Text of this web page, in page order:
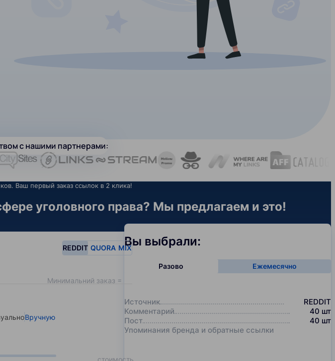
с нашими партнерами:
Ваш первый заказ ссылок в 2 клика!
уголовного права? Мы предлагаем и это!
REDDIT QUORA MIX
Минимальний заказ = 20
your type of input
Вручную
Вы выбрали:
Разово Ежемесячно
Источник
REDDIT
Комментарий
40 шт
Пост
40 шт
Упоминания бренда и обратные ссылки